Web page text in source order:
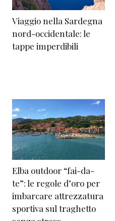
Viaggio nella Sardegna
nord-occidentale: le
tappe imperdibili
Elba outdoor “fai-da-
te”: le regole d’oro per
imbarcare attrezzatura
sportiva sul traghetto